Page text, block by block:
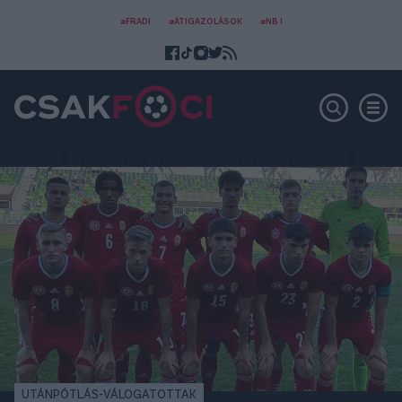
#FRADI #ÁTIGAZOLÁSOK #NB I
UTÁNPÓTLÁS-VÁLOGATOTTAK